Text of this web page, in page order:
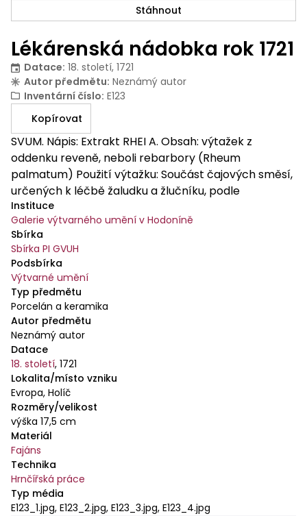
Lékárenská nádobka rok 1721
Datace: 18. století, 1721
Autor předmětu: Neznámý autor
Inventární číslo: E123
Kopírovat
SVUM. Nápis: Extrakt RHEI A. Obsah: výtažek z
oddenku reveně, neboli rebarbory (Rheum
palmatum) Použití výtažku: Součást čajových směsí,
určených k léčbě žaludku a žlučníku, podle
koncentrace se používá k léčbě zácpy a průjmu
Příprava výtažku: Příslušné byliny byly macerovány
v lihu, vzniklá směs pak byla přefiltrována a
oddestilována Literatura: Pharmacopoea austriaco-
provincialis, Videň 1774, nebo 1794
Instituce
Galerie výtvarného umění v Hodoníně
Sbírka
Sbírka PI GVUH
Podsbírka
Výtvarné umění
Typ předmětu
Porcelán a keramika
Autor předmětu
Neznámý autor
Datace
18. století, 1721
Lokalita/místo vzniku
Evropa, Holíč
Rozměry/velikost
výška 17,5 cm
Materiál
Fajáns
Technika
Hrnčířská práce
Typ média
E123_1.jpg, E123_2.jpg, E123_3.jpg, E123_4.jpg
Stáhnout